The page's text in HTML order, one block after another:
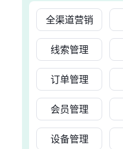
全渠道营销
线索管理
订单管理
会员管理
设备管理